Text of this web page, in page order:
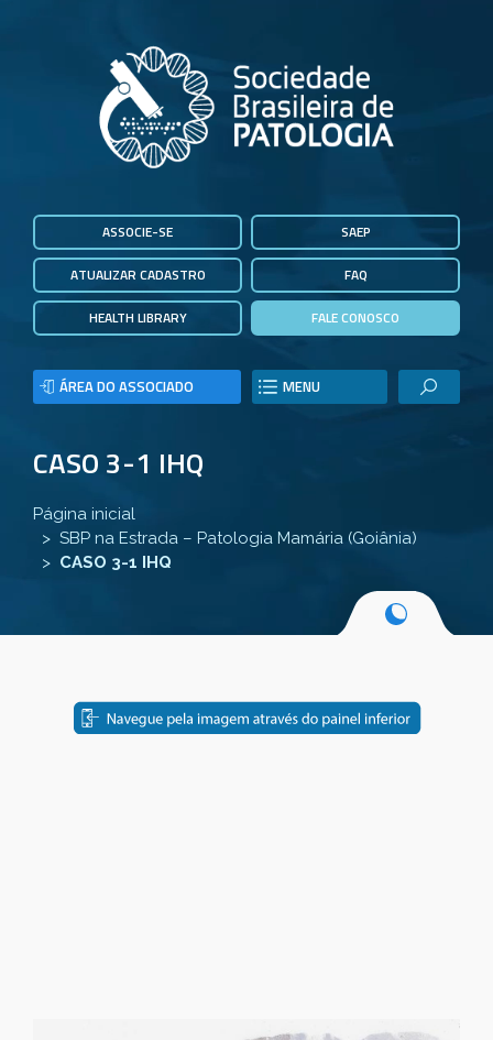
ASSOCIE-SE
ATUALIZAR CADASTRO
HEALTH LIBRARY
SAEP
FAQ
FALE CONOSCO
ÁREA DO ASSOCIADO MENU
CASO 3-1 IHQ
Página inicial
SBP na Estrada – Patologia Mamária (Goiânia)
CASO 3-1 IHQ